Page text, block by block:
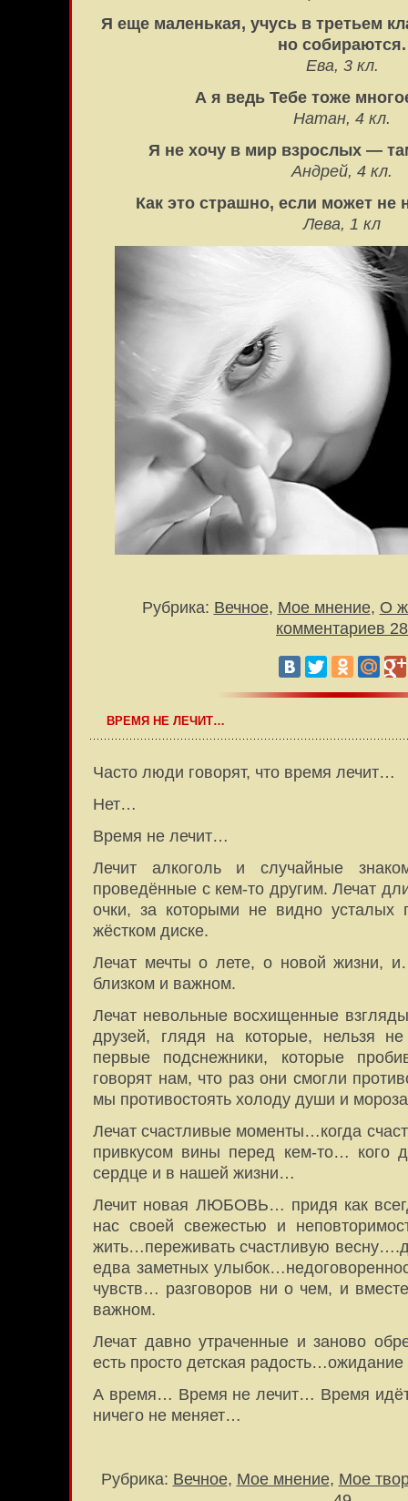
Я еще маленькая, учусь в третьем
но собираются.
Ева, 3 кл.
А я ведь Тебе тоже
Натан, 4 кл.
Я не хочу в мир взрослых —
Андрей, 4 кл.
Как это страшно, если может не
Лева, 1 кл
Рубрика: Вечное, Мое мнение, О
комментариев 28
ВРЕМЯ НЕ ЛЕЧИТ…
Часто люди говорят, что время лечит…
Нет…
Время не лечит…
Лечит алкоголь и случайные
проведённые с кем-то другим. Лечат
очки, за которыми не видно усталых
жёстком диске.
Лечат мечты о лете, о новой жизни,
близком и важном.
Лечат невольные восхищенные
друзей, глядя на которые, нельзя
первые подснежники, которые
говорят нам, что раз они смогли
мы противостоять холоду души и
Лечат счастливые моменты…когда
привкусом вины перед кем-то… кого
сердце и в нашей жизни…
Лечит новая ЛЮБОВЬ… придя как
нас своей свежестью и
жить…переживать счастливую
едва заметных
чувств… разговоров ни о чем, и
важном.
Лечат давно утраченные и заново
есть просто детская
А время… Время не лечит… Время
ничего не меняет…
Рубрика: Вечное, Мое мнение, Мое